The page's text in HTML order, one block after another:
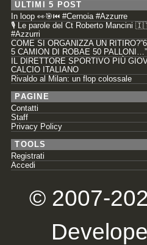
ULTIMI 5 POST
In loop 👀🎯⏮️ #Cernoia #Azzurre
🎙️ Le parole del Ct Roberto Mancini
#Azzurri
COME SI ORGANIZZA UN
5 CAMION DI ROBAE 50 PALLONI…”
IL DIRETTORE SPORTIVO PIÙ
CALCIO ITALIANO
Rivaldo al Milan: un flop colossale
PAGINE
Contatti
Staff
Privacy Policy
TOOLS
Registrati
Accedi
© 2007-